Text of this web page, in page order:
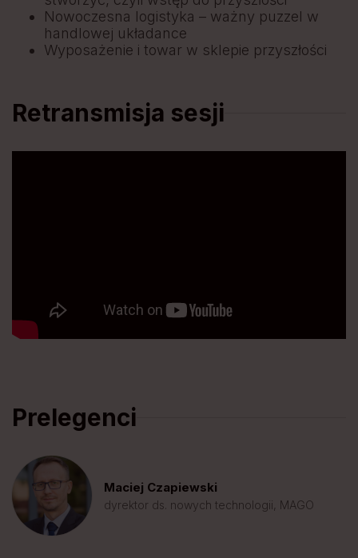
Nowoczesna logistyka – ważny puzzel w
handlowej układance
Wyposażenie i towar w sklepie przyszłości
Retransmisja sesji
Prelegenci
Maciej Czapiewski
dyrektor ds. nowych technologii, MAGO